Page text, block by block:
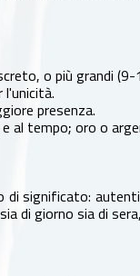
o più grandi
l'unicità.
presenza.
al tempo; oro o
significato:
di giorno sia di